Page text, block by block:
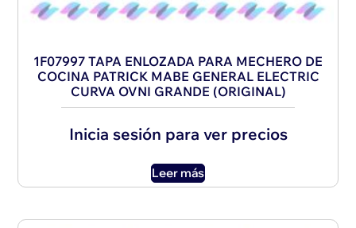
1F07997 TAPA ENLOZADA PARA MECHERO DE
COCINA PATRICK MABE GENERAL ELECTRIC
CURVA OVNI GRANDE (ORIGINAL)
Inicia sesión para ver precios
Leer más